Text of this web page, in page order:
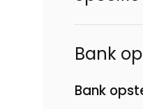
Bank
Bank